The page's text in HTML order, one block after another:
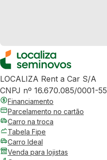
LOCALIZA Rent a Car S/A
CNPJ nº 16.670.085/0001-55
Financiamento
Parcelamento no cartão
Carro na troca
Tabela Fipe
Carro Ideal
Venda para lojistas